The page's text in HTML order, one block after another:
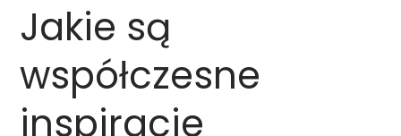
Jakie są
współczesne
inspiracje